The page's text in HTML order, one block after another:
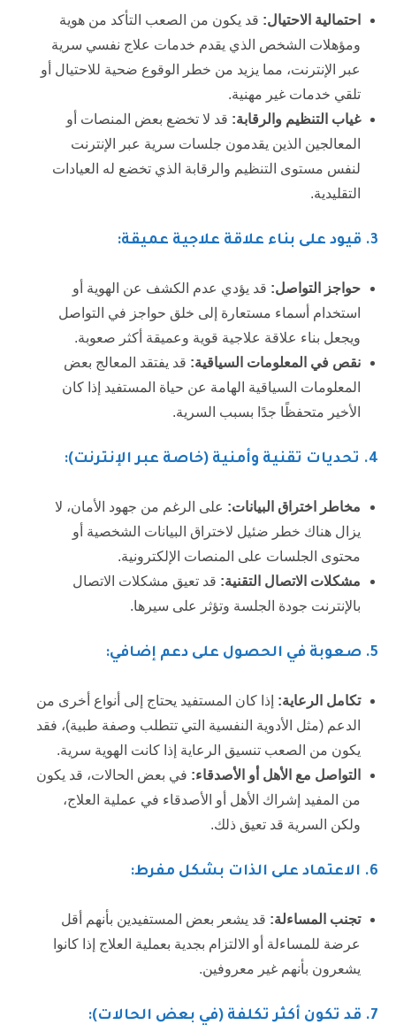
احتمالية الاحتيال: قد يكون من الصعب التأكد من هوية
ومؤهلات الشخص الذي يقدم خدمات علاج نفسي سرية
عبر الإنترنت، مما يزيد من خطر الوقوع ضحية للاحتيال أو
تلقي خدمات غير مهنية.
غياب التنظيم والرقابة: قد لا تخضع بعض المنصات أو
المعالجين الذين يقدمون جلسات سرية عبر الإنترنت
لنفس مستوى التنظيم والرقابة الذي تخضع له العيادات
التقليدية.
3. قيود على بناء علاقة علاجية عميقة:
حواجز التواصل: قد يؤدي عدم الكشف عن الهوية أو
استخدام أسماء مستعارة إلى خلق حواجز في التواصل
ويجعل بناء علاقة علاجية قوية وعميقة أكثر صعوبة.
نقص في المعلومات السياقية: قد يفتقد المعالج بعض
المعلومات السياقية الهامة عن حياة المستفيد إذا كان
الأخير متحفظًا جدًا بسبب السرية.
4. تحديات تقنية وأمنية (خاصة عبر الإنترنت):
مخاطر اختراق البيانات: على الرغم من جهود الأمان، لا
يزال هناك خطر ضئيل لاختراق البيانات الشخصية أو
محتوى الجلسات على المنصات الإلكترونية.
مشكلات الاتصال التقنية: قد تعيق مشكلات الاتصال
بالإنترنت جودة الجلسة وتؤثر على سيرها.
5. صعوبة في الحصول على دعم إضافي:
تكامل الرعاية: إذا كان المستفيد يحتاج إلى أنواع أخرى من
الدعم (مثل الأدوية النفسية التي تتطلب وصفة طبية)، فقد
يكون من الصعب تنسيق الرعاية إذا كانت الهوية سرية.
التواصل مع الأهل أو الأصدقاء: في بعض الحالات، قد يكون
من المفيد إشراك الأهل أو الأصدقاء في عملية العلاج،
ولكن السرية قد تعيق ذلك.
6. الاعتماد على الذات بشكل مفرط:
تجنب المساءلة: قد يشعر بعض المستفيدين بأنهم أقل
عرضة للمساءلة أو الالتزام بجدية بعملية العلاج إذا كانوا
يشعرون بأنهم غير معروفين.
7. قد تكون أكثر تكلفة (في بعض الحالات):